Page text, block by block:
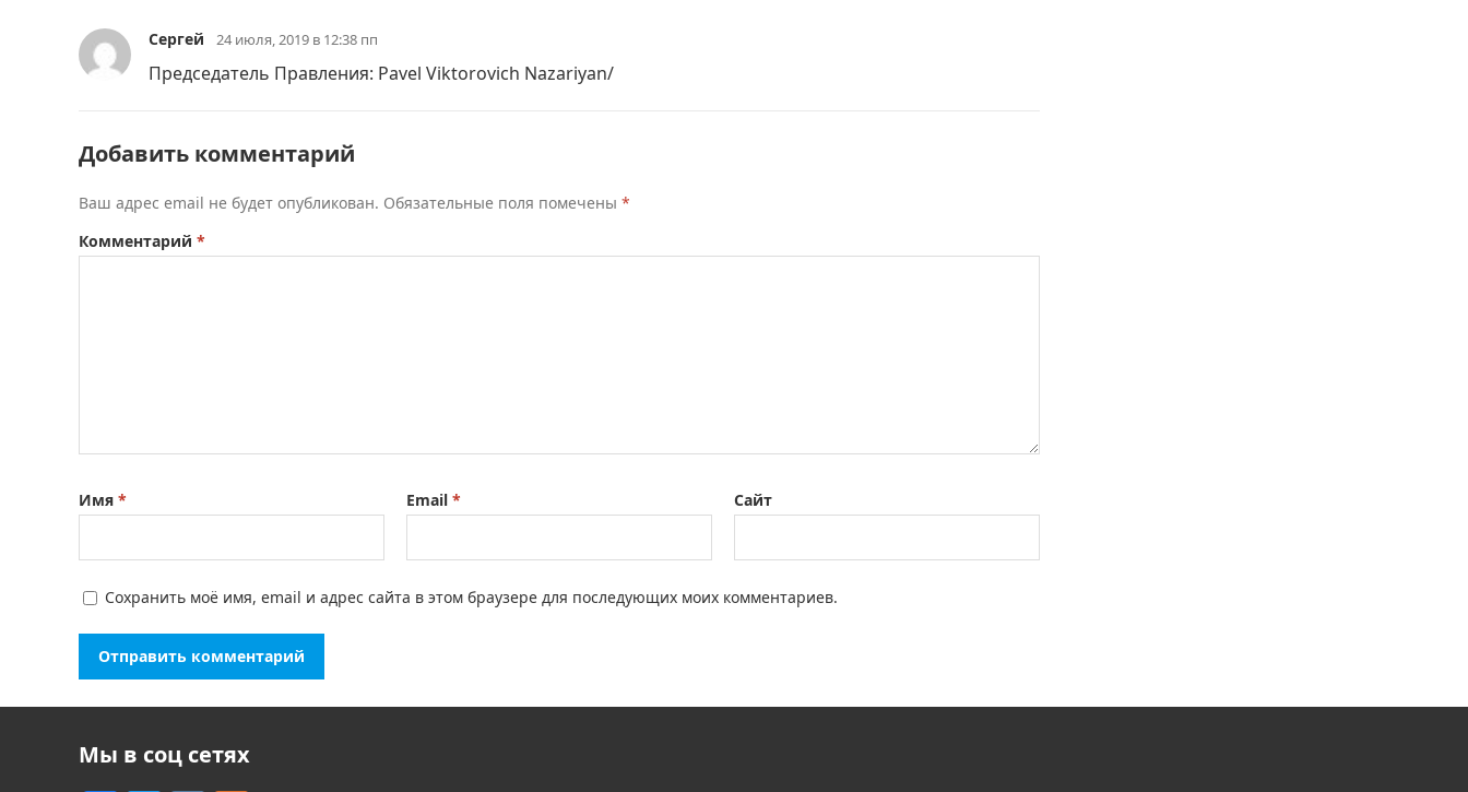
Сергей 24 июля, 2019 в 12:38 пп
Председатель Правления: Pavel Viktorovich Nazariyan/
Добавить комментарий
Ваш адрес email не будет опубликован. Обязательные поля помечены *
Комментарий *
Имя * Email * Сайт
Сохранить моё имя, email и адрес сайта в этом браузере для последующих моих комментариев.
Мы в соц сетях